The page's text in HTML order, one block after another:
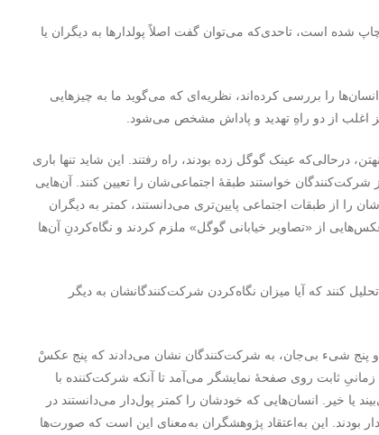
شده است، تاحدی‌که می‌توان گفت اصلاً پولدارها به دیگران یا
را بررسی کرده‌اند، نظریه‌ای که می‌گوید ما به چیزهایی
اغلب از دو راهِ تهدید و پاداش مشخص می‌شود.
عینک گوگل زده بودند، راه رفتند. این شاید تنها باری
خواستند طبقۀ اجتماعی‌شان را تعیین کنند. آن‌هایی
را از طبقات اجتماعی پایین‌تری می‌دانستند، کمتر به دیگران
از «تصاویر خیابانی گوگل» ملزم کردند و نگاه‌کردنِ آن‌ها
کنند که آیا میزان نگاه‌کردن شرکت‌کنندگانشان به دیگر
شیء بی‌جان، به شرکت‌کنندگان نشان می‌دادند که پنج عکسْ
ثابت روی صفحۀ نمایشگر می‌آمد تا آنکه شرکت‌کننده با
خیر. انسان‌هایی که خودشان را کمتر پول‌دار می‌دانستند در
بودند. این به‌اعتقاد پژوهشگران به‌معنای این است که صورت‌ها